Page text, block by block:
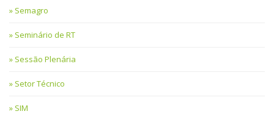
Semagro
Seminário de RT
Sessão Plenária
Setor Técnico
SIM